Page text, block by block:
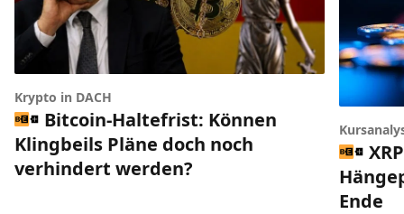
Krypto in DACH
Bitcoin-Haltefrist: Können
Klingbeils Pläne doch noch
verhindert werden?
Ende